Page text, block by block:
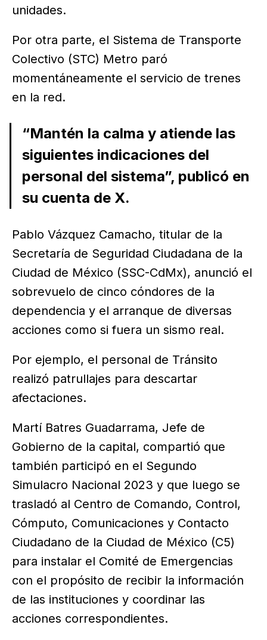
unidades.
Por otra parte, el Sistema de Transporte
Colectivo (STC) Metro paró
momentáneamente el servicio de trenes
en la red.
“Mantén la calma y atiende las
siguientes indicaciones del
personal del sistema”, publicó en
su cuenta de X.
Pablo Vázquez Camacho, titular de la
Secretaría de Seguridad Ciudadana de la
Ciudad de México (SSC-CdMx), anunció el
sobrevuelo de cinco cóndores de la
dependencia y el arranque de diversas
acciones como si fuera un sismo real.
Por ejemplo, el personal de Tránsito
realizó patrullajes para descartar
afectaciones.
Martí Batres Guadarrama, Jefe de
Gobierno de la capital, compartió que
también participó en el Segundo
Simulacro Nacional 2023 y que luego se
trasladó al Centro de Comando, Control,
Cómputo, Comunicaciones y Contacto
Ciudadano de la Ciudad de México (C5)
para instalar el Comité de Emergencias
con el propósito de recibir la información
de las instituciones y coordinar las
acciones correspondientes.